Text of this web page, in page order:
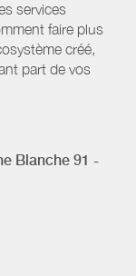
services
faire plus
créé,
part de vos
Blanche 91 -